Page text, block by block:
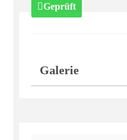
Geprüft
Galerie